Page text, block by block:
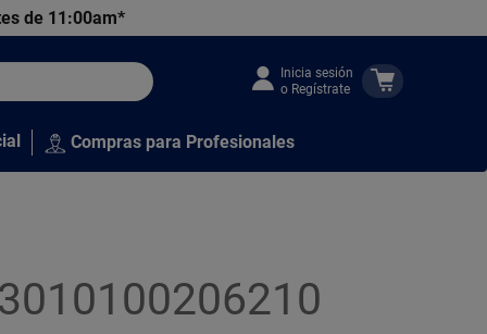
de 11:00am*
Inicia sesión
o Regístrate
Compras para Profesionales